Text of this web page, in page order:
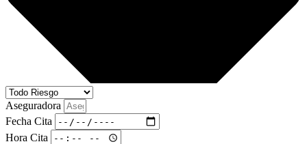
Aseguradora
Fecha Cita
Hora Cita